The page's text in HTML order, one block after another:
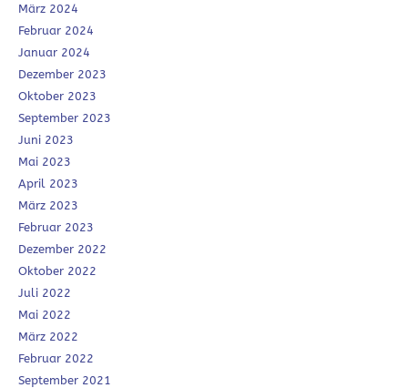
März 2024
Februar 2024
Januar 2024
Dezember 2023
Oktober 2023
September 2023
Juni 2023
Mai 2023
April 2023
März 2023
Februar 2023
Dezember 2022
Oktober 2022
Juli 2022
Mai 2022
März 2022
Februar 2022
September 2021